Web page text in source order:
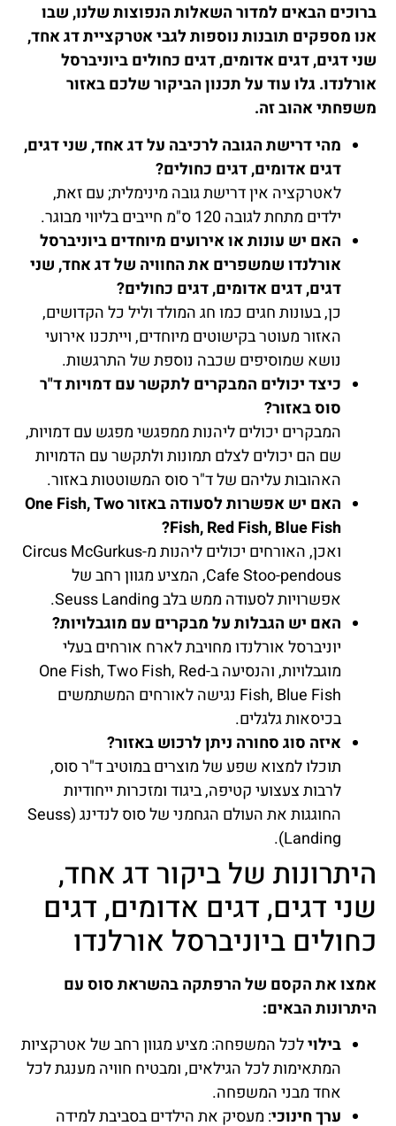
ברוכים הבאים למדור השאלות הנפוצות שלנו, שבו
אנו מספקים תובנות נוספות לגבי אטרקציית דג אחד,
שני דגים, דגים אדומים, דגים כחולים ביוניברסל
אורלנדו. גלו עוד על תכנון הביקור שלכם באזור
משפחתי אהוב זה.
מהי דרישת הגובה לרכיבה על דג אחד, שני דגים,
דגים אדומים, דגים כחולים?
לאטרקציה אין דרישת גובה מינימלית; עם זאת,
ילדים מתחת לגובה 120 ס"מ חייבים בליווי מבוגר.
האם יש עונות או אירועים מיוחדים ביוניברסל
אורלנדו שמשפרים את החוויה של דג אחד, שני
דגים, דגים אדומים, דגים כחולים?
כן, בעונות חגים כמו חג המולד וליל כל הקדושים,
האזור מעוטר בקישוטים מיוחדים, וייתכנו אירועי
נושא שמוסיפים שכבה נוספת של התרגשות.
כיצד יכולים המבקרים לתקשר עם דמויות ד"ר
סוס באזור?
המבקרים יכולים ליהנות ממפגשי מפגש עם דמויות,
שם הם יכולים לצלם תמונות ולתקשר עם הדמויות
האהובות עליהם של ד"ר סוס המשוטטות באזור.
האם יש אפשרות לסעודה באזור One Fish, Two
Fish, Red Fish, Blue Fish?
ואכן, האורחים יכולים ליהנות מ-Circus McGurkus
Cafe Stoo-pendous, המציע מגוון רחב של
אפשרויות לסעודה ממש בלב Seuss Landing.
האם יש הגבלות על מבקרים עם מוגבלויות?
יוניברסל אורלנדו מחויבת לארח אורחים בעלי
מוגבלויות, והנסיעה ב-One Fish, Two Fish, Red
Fish, Blue Fish נגישה לאורחים המשתמשים
בכיסאות גלגלים.
איזה סוג סחורה ניתן לרכוש באזור?
תוכלו למצוא שפע של מוצרים במוטיב ד"ר סוס,
לרבות צעצועי קטיפה, ביגוד ומזכרות ייחודיות
החוגגות את העולם הגחמני של סוס לנדינג (Seuss
Landing).
היתרונות של ביקור דג אחד,
שני דגים, דגים אדומים, דגים
כחולים ביוניברסל אורלנדו
אמצו את הקסם של הרפתקה בהשראת סוס עם
היתרונות הבאים:
בילוילכל המשפחה: מציע מגוון רחב של אטרקציות
המתאימות לכל הגילאים, ומבטיח חוויה מענגת לכל
אחד מבני המשפחה.
ערך חינוכי: מעסיק את הילדים בסביבת למידה